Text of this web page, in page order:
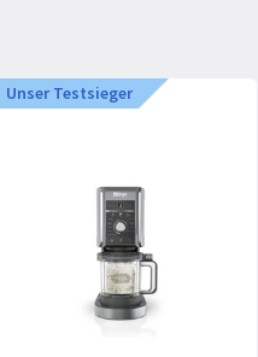
Unser Testsieger